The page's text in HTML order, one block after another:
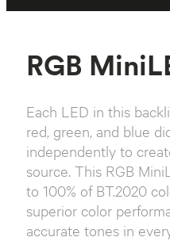
RGB
Each LED in this
red, green, and blue
independently to
source. This RGB
to 100% of BT.2020
superior color
accurate tones in